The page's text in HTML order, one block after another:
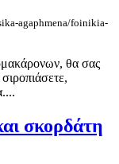
agaphmena/foinikia-
θα σας
σκορδάτη